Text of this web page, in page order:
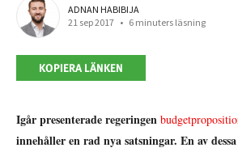
ADNAN HABIBIJA
21 sep 2017 • 6 minuters läsning
KOPIERA LÄNKEN
Igår presenterade regeringen
innehålleren rad nya satsningar. En av